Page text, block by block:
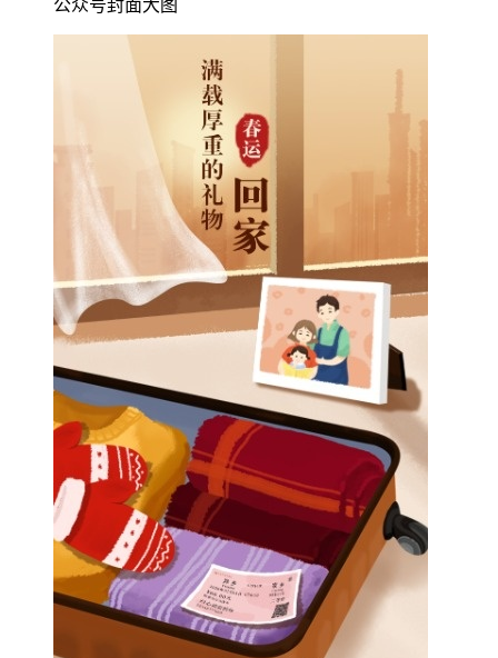
公众号封面大图